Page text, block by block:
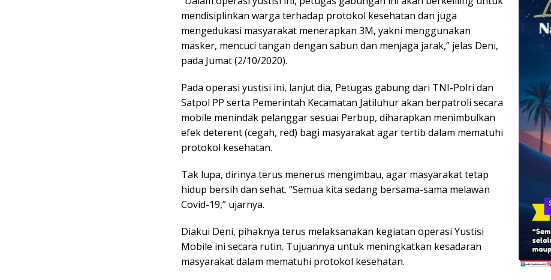
mendisiplinkan warga terhadap protokol kesehatan dan juga
mengedukasi masyarakat menerapkan 3M, yakni menggunakan
masker, mencuci tangan dengan sabun dan menjaga jarak,” jelas Deni,
pada Jumat (2/10/2020).
Pada operasi yustisi ini, lanjut dia, Petugas gabung dari TNI-Polri dan
Satpol PP serta Pemerintah Kecamatan Jatiluhur akan berpatroli secara
mobile menindak pelanggar sesuai Perbup, diharapkan menimbulkan
efek deterent (cegah, red) bagi masyarakat agar tertib dalam mematuhi
protokol kesehatan.
Tak lupa, dirinya terus menerus mengimbau, agar masyarakat tetap
hidup bersih dan sehat. “Semua kita sedang bersama-sama melawan
Covid-19,” ujarnya.
Diakui Deni, pihaknya terus melaksanakan kegiatan operasi Yustisi
Mobile ini secara rutin. Tujuannya untuk meningkatkan kesadaran
masyarakat dalam mematuhi protokol kesehatan.